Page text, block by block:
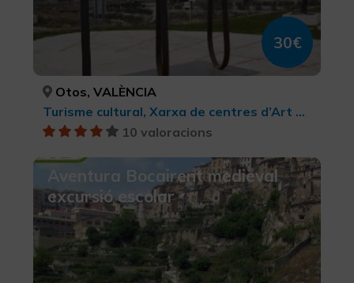
30€
Otos, VALÈNCIA
Turisme cultural, Xarxa de centres d’Art Contemporani, Turisme cultural
10 valoracions
Aventura Bocairent medieval
excursió escolar